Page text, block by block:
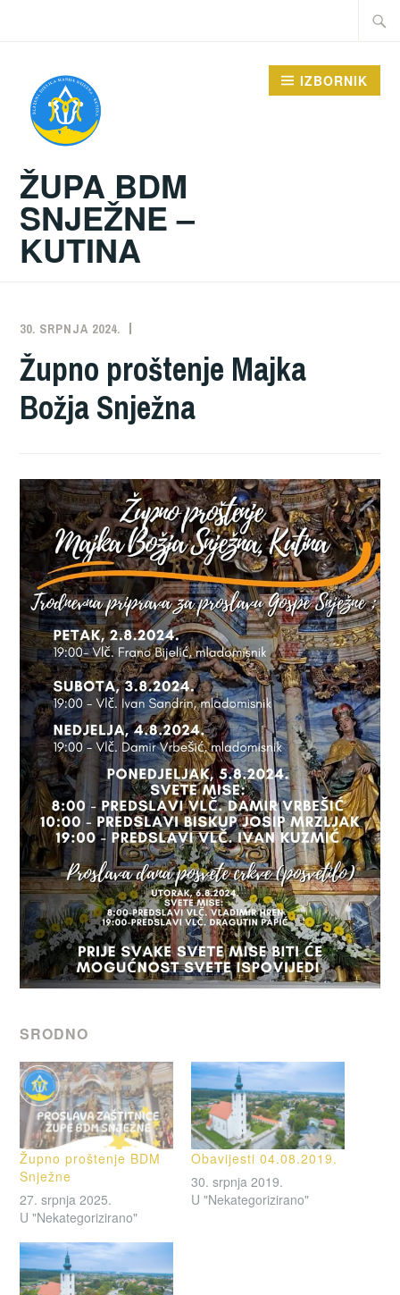
Traži:
ŽUPA BDM
SNJEŽNE –
KUTINA
IZBORNIK
30. SRPNJA 2024.
Župno proštenje Majka
Božja Snježna
SRODNO
Župno proštenje BDM
Snježne
27. srpnja 2025.
U "Nekategorizirano"
Obavijesti 04.08.2019.
30. srpnja 2019.
U "Nekategorizirano"